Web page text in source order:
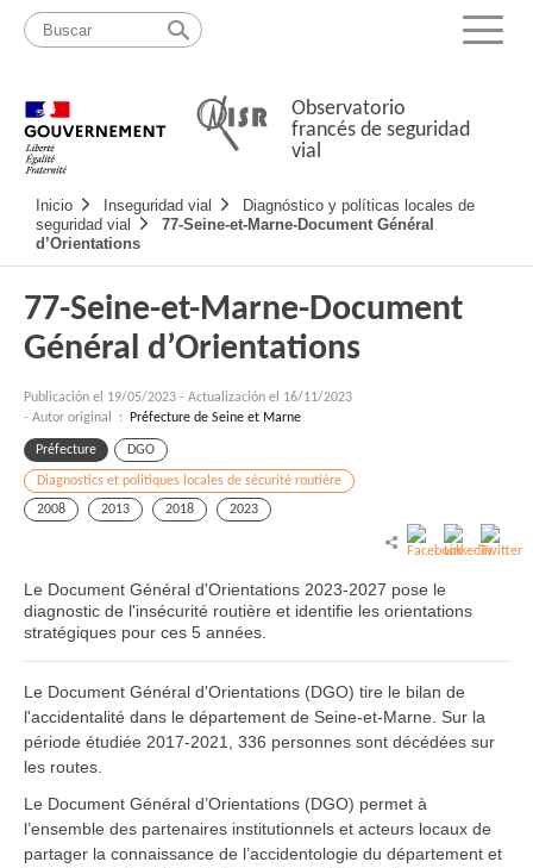
Pasar
contenido
Mapa
web
Menu
Observatorio
francés de seguridad
vial
Navigation
principale
Inicio Inseguridad vial
Diagnóstico y políticas locales de
seguridad vial
77-Seine-et-Marne-Document Général
d’Orientations
77-Seine-et-Marne-Document
Général d’Orientations
Publicación el 19/05/2023 - Actualización el 16/11/2023
- Autor original :
Préfecture de Seine et Marne
Préfecture DGO
Diagnostics et politiques locales de sécurité routière
2008
2013 2018 2023
Le Document Général d'Orientations 2023-2027 pose le
diagnostic de l'insécurité routière et identifie les orientations
stratégiques pour ces 5 années.
Le Document Général d'Orientations (DGO) tire le bilan de
l'accidentalité dans le département de Seine-et-Marne. Sur la
période étudiée 2017-2021, 336 personnes sont décédées sur
les routes.
Le Document Général d’Orientations (DGO) permet à
l’ensemble des partenaires institutionnels et acteurs locaux de
partager la connaissance de l’accidentologie du département et